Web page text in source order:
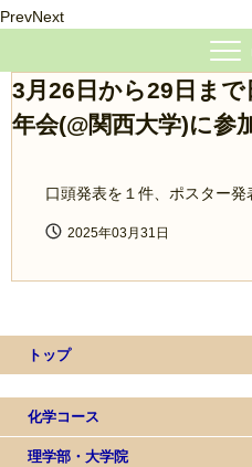
PrevNext
3月26日から29日ま
年会(@関西大学)に参
口頭発表を１件、ポスター発
2025年03月31日
トップ
化学コース
理学部・大学院